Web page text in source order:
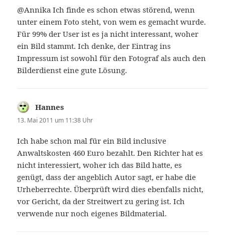
@Annika Ich finde es schon etwas störend, wenn
unter einem Foto steht, von wem es gemacht wurde.
Für 99% der User ist es ja nicht interessant, woher
ein Bild stammt. Ich denke, der Eintrag ins
Impressum ist sowohl für den Fotograf als auch den
Bilderdienst eine gute Lösung.
Hannes
13. Mai 2011 um 11:38 Uhr
Ich habe schon mal für ein Bild inclusive
Anwaltskosten 460 Euro bezahlt. Den Richter hat es
nicht interessiert, woher ich das Bild hatte, es
genügt, dass der angeblich Autor sagt, er habe die
Urheberrechte. Überprüft wird dies ebenfalls nicht,
vor Gericht, da der Streitwert zu gering ist. Ich
verwende nur noch eigenes Bildmaterial.